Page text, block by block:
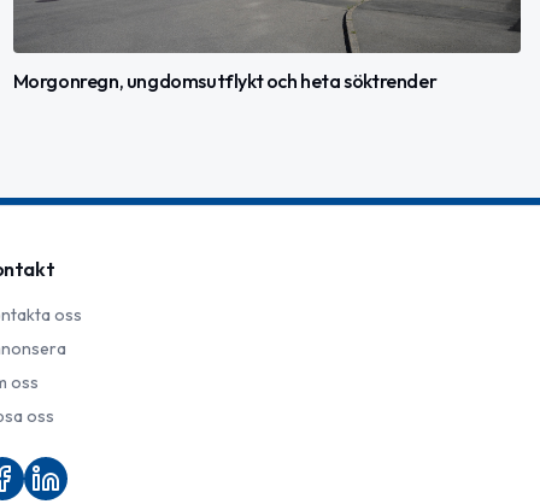
Morgonregn, ungdomsutflykt och heta söktrender
oss
oss
oss